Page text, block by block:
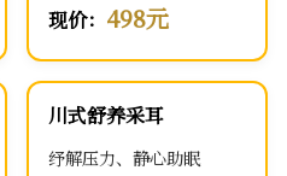
现价： 498元
川式舒养采耳
纾解压力、静心助眠